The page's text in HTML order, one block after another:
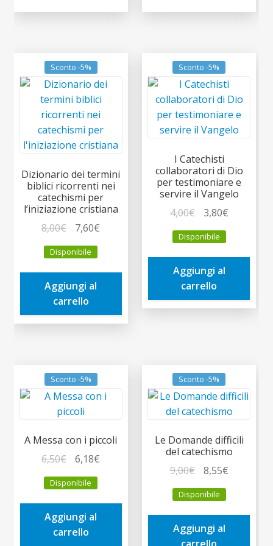
Sconto -5%
Dizionario dei termini
biblici ricorrenti nei
catechismi per
l’iniziazione cristiana
8,00€
prezzo
originale
era:
8,00€.
7,60€
è:
Disponibile
Aggiungi al
carrello
Sconto -5%
I Catechisti
collaboratori di Dio
per testimoniare e
servire il Vangelo
4,00€
prezzo
originale
era:
4,00€.
3,80€Il
è:
Disponibile
Aggiungi al
carrello
Sconto -5%
A Messa con i piccoli
6,50€
prezzo
originale
era:
6,50€.
6,18€
è:
Disponibile
Aggiungi al
carrello
Sconto -5%
Le Domande difficili
del catechismo
9,00€
prezzo
originale
era:
9,00€.
8,55€Il
è:
Disponibile
Aggiungi al